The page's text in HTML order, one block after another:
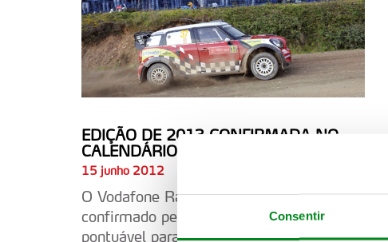
Consentir
EDIÇÃO DE 2013 CONFIRMADA NO
CALENDÁRIO DO WRC
15 junho 2012
O Vodafone Rally de Portugal foi
confirmado pela FIA como prova
pontuável para o WRC 2013